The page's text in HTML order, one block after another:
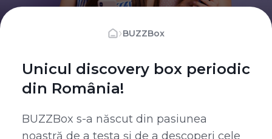
›BUZZBox
Unicul discovery box periodic
din România!
BUZZBox s-a născut din pasiunea
noastră de a testa și de a descoperi cele